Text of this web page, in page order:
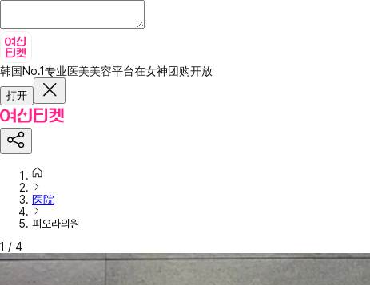
韩国No.1专业医美美容平台在女神团购开放
打开
医院
피오라의원
1 / 4